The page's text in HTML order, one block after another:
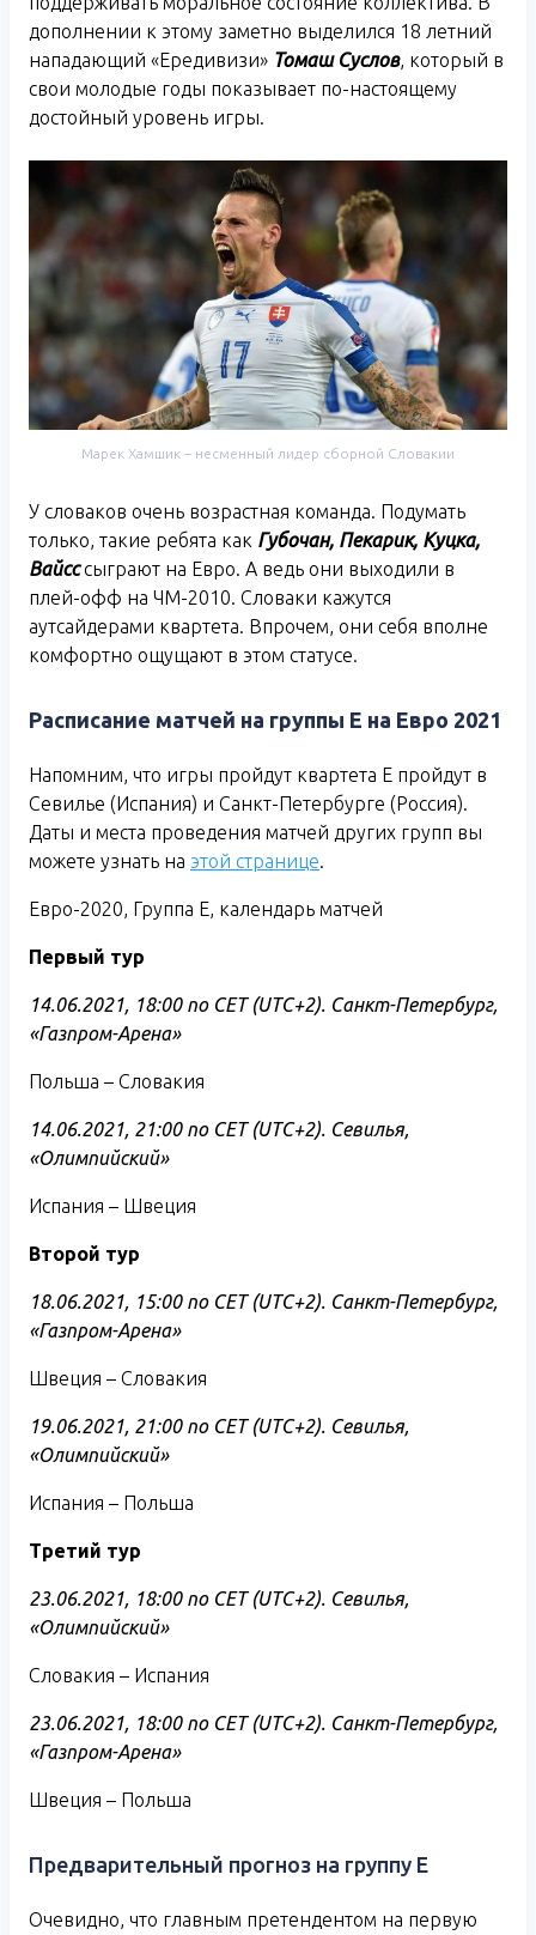
дополнении к этому заметно выделился 18 летний
нападающий «Ередивизи» Томаш Суслов, который в
свои молодые годы показывает по-настоящему
достойный уровень игры.
Марек Хамшик – несменный лидер сборной Словакии
У словаков очень возрастная команда. Подумать
только, такие ребята как Губочан, Пекарик, Куцка,
Вайсссыграют на Евро. А ведь они выходили в
плей-офф на ЧМ-2010. Словаки кажутся
аутсайдерами квартета. Впрочем, они себя вполне
комфортно ощущают в этом статусе.
Расписание матчей на группы Е на Евро 2021
Напомним, что игры пройдут квартета E пройдут в
Севилье (Испания) и Санкт-Петербурге (Россия).
Даты и места проведения матчей других групп вы
можете узнать на этой странице.
Евро-2020, Группа E, календарь матчей
Первый тур
14.06.2021, 18:00 по CET (UTC+2). Санкт-Петербург,
«Газпром-Арена»
Польша – Словакия
14.06.2021, 21:00 по CET (UTC+2). Севилья,
«Олимпийский»
Испания – Швеция
Второй тур
18.06.2021, 15:00 по CET (UTC+2). Санкт-Петербург,
«Газпром-Арена»
Швеция – Словакия
19.06.2021, 21:00 по CET (UTC+2). Севилья,
«Олимпийский»
Испания – Польша
Третий тур
23.06.2021, 18:00 по CET (UTC+2). Севилья,
«Олимпийский»
Словакия – Испания
23.06.2021, 18:00 по CET (UTC+2). Санкт-Петербург,
«Газпром-Арена»
Швеция – Польша
Предварительный прогноз на группу E
Очевидно, что главным претендентом на первую